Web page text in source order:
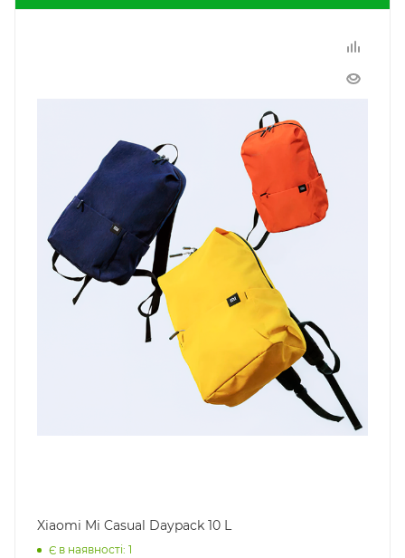
Xiaomi Mi Casual Daypack 10 L
Є в наявності: 1